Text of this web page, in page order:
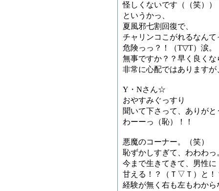
怪しくないです（（笑））
というかっ、
夏風邪七割回復で、
チャリンコこがれるなんて
危険っっ？！（T▽T）涙。
無事ですか？？早く良く
非常に心配ではあります
Y・Nさん☆
おやすみぐっすり
聞いて下さって、ありが
わーーっ（恥）！！
悪魔のコーナー。（笑）
恥ずかしすぎて、わわわっ
今まで生きてきて、男性に
甘える！？（Ｔ▽Ｔ）と！
経験が無く右も左もわか